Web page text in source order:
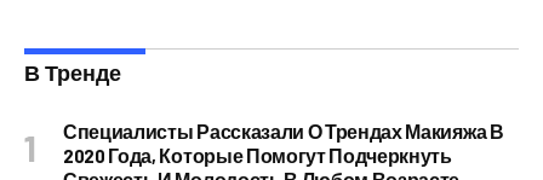
В Тренде
Специалисты Рассказали О Трендах Макияжа В
2020 Года, Которые Помогут Подчеркнуть